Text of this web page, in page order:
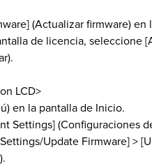
(Actualizar firmware)
de licencia, seleccione
LCD>
en la pantalla de Inicio.
Settings] (Configuraciones
Update Firmware] >